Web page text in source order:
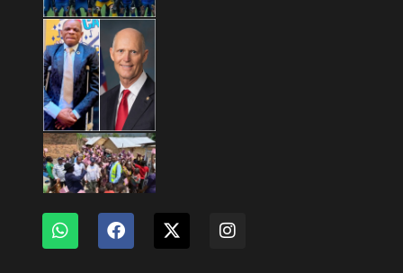
Copyright © 2026 Mashariki RDC | Fièrement Congolais